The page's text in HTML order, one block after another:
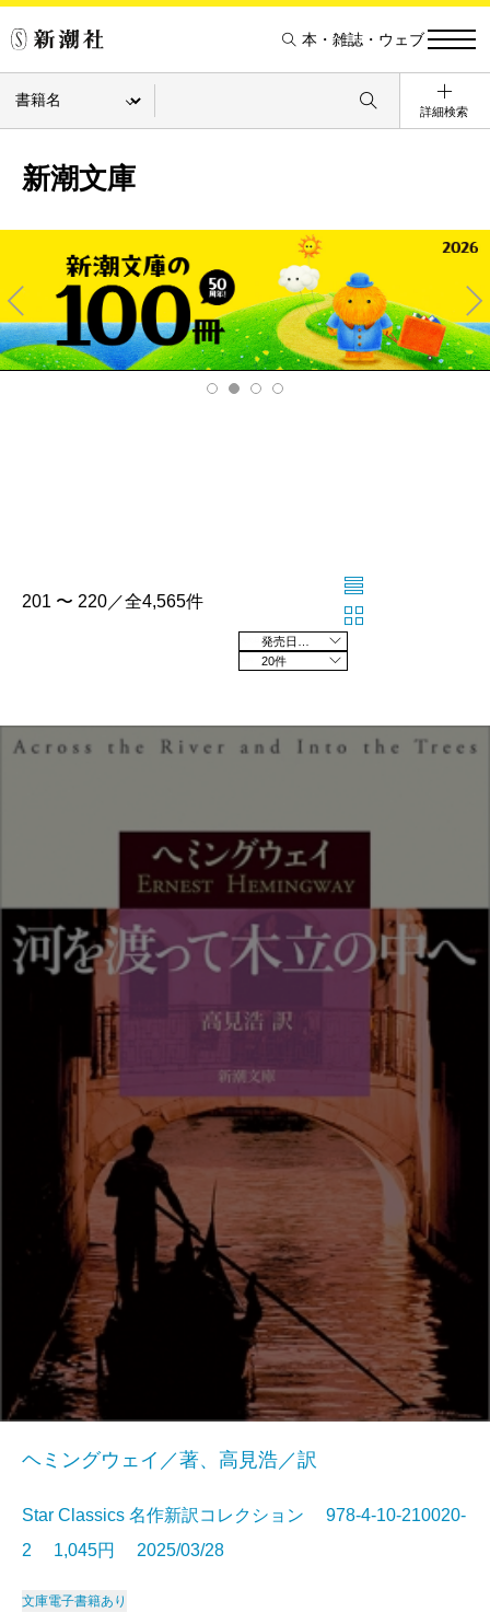
本・雑誌・ウェブ
詳細検索
新潮文庫
Pre
v
Ne
xt
201 〜 220／全4,565件
20件
ヘミングウェイ／著、高見浩／訳
Star Classics 名作新訳コレクション 978-4-10-210020-
2 1,045円 2025/03/28
文庫電子書籍あり